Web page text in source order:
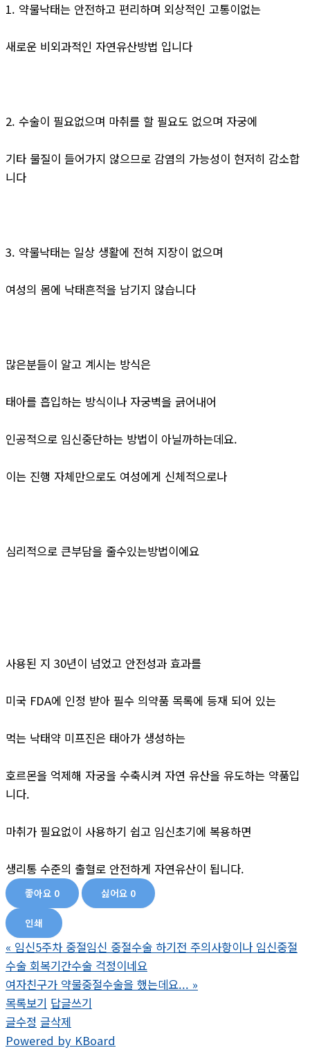
1. 약물낙태는 안전하고 편리하며 외상적인 고통이없는
새로운 비외과적인 자연유산방법 입니다
2. 수술이 필요없으며 마취를 할 필요도 없으며 자궁에
기타 물질이 들어가지 않으므로 감염의 가능성이 현저히 감소합
니다
3. 약물낙태는 일상 생활에 전혀 지장이 없으며
여성의 몸에 낙태흔적을 남기지 않습니다
많은분들이 알고 계시는 방식은
태아를 흡입하는 방식이나 자궁벽을 긁어내어
인공적으로 임신중단하는 방법이 아닐까하는데요.
이는 진행 자체만으로도 여성에게 신체적으로나
심리적으로 큰부담을 줄수있는방법이에요
사용된 지 30년이 넘었고 안전성과 효과를
미국 FDA에 인정 받아 필수 의약품 목록에 등재 되어 있는
먹는 낙태약 미프진은 태아가 생성하는
호르몬을 억제해 자궁을 수축시켜 자연 유산을 유도하는 약품입
니다.
마취가 필요없이 사용하기 쉽고 임신초기에 복용하면
생리통 수준의 출혈로 안전하게 자연유산이 됩니다.
좋아요 0 싫어요 0
인쇄
« 임신5주차 중절임신 중절수술 하기전 주의사항이나 임신중절
수술 회복기간수술 걱정이네요
여자친구가 약물중절수술을 했는데요... »
목록보기 답글쓰기
글수정 글삭제
Powered by KBoard